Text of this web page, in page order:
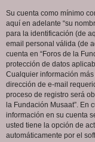
Su cuenta como mínimo
aquí en adelante “su
para la identificación (de
email personal válida (de
cuenta en “Foros de la
protección de datos
Cualquier información
dirección de e-mail
proceso de registro será
la Fundación Musaat”. En
información en su cuenta
usted tiene la opción de
automáticamente por el